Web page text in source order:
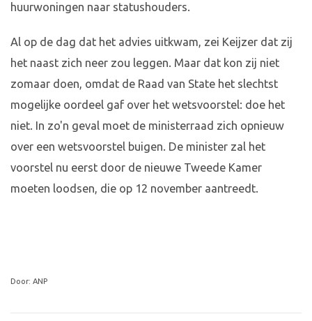
huurwoningen naar statushouders.
Al op de dag dat het advies uitkwam, zei Keijzer dat zij
het naast zich neer zou leggen. Maar dat kon zij niet
zomaar doen, omdat de Raad van State het slechtst
mogelijke oordeel gaf over het wetsvoorstel: doe het
niet. In zo'n geval moet de ministerraad zich opnieuw
over een wetsvoorstel buigen. De minister zal het
voorstel nu eerst door de nieuwe Tweede Kamer
moeten loodsen, die op 12 november aantreedt.
Door: ANP